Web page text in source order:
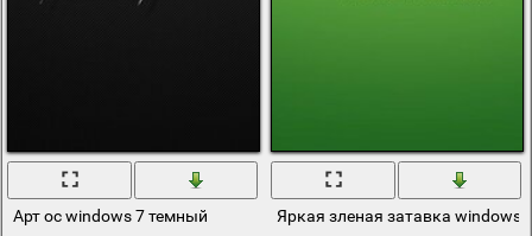
Арт oc windows 7 темный Яркая зленая затавка windows